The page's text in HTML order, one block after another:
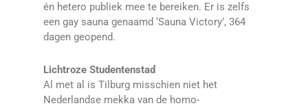
én hetero publiek mee te bereiken. Er is zelfs
een gay sauna genaamd ‘Sauna Victory’, 364
dagen geopend.
Lichtroze Studentenstad
Al met al is Tilburg misschien niet het
Nederlandse mekka van de homo-